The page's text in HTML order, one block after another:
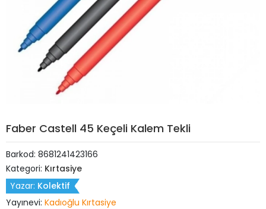
Faber Castell 45 Keçeli Kalem Tekli
Barkod: 8681241423166
Kategori: Kırtasiye
Yazar: Kolektif
Yayınevi: Kadıoğlu Kırtasiye